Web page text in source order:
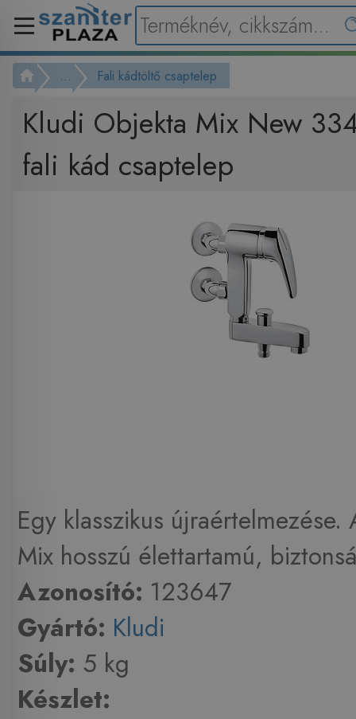
... Fali kádtöltő csaptelep
Kludi Objekta Mix New
fali kád csaptelep
Egy klasszikus
Mix hosszú élettartamú,
Azonosító: 123647
Gyártó: Kludi
Súly: 5 kg
Készlet: